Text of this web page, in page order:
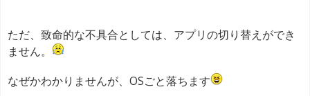
ただ、致命的な不具合としては、アプリの切り替えができ
ません。
なぜかわかりませんが、OSごと落ちます